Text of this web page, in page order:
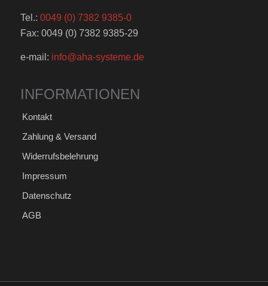
Tel.: 0049 (0) 7382 9385-0
Fax: 0049 (0) 7382 9385-29
e-mail: info@aha-systeme.de
INFORMATIONEN
Kontakt
Zahlung & Versand
Widerrufsbelehrung
Impressum
Datenschutz
AGB